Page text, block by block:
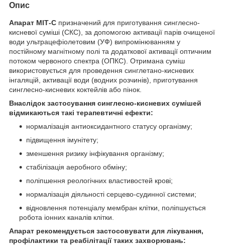
Опис
Апарат МІТ-С призначений для приготування синглесно-
кисневої суміші (СКС), за допомогою активації парів очищеної
води ультрацефіолетовим (УФ) випромінюванням у
постійному магнітному полі та додаткової активації оптичним
потоком червоного спектра (ОПКС). Отримана суміш
використовується для проведення синглетано-кисневих
інгаляцій, активації води (водних розчинів), приготування
синглесно-кисневих коктейлів або пінок.
Внаслідок застосування синглесно-кисневих сумішей
відмикаються такі терапевтичні ефекти:
нормалізація антиоксидантного статусу організму;
підвищення імунітету;
зменшення ризику інфікування організму;
стабілізація аеробного обміну;
поліпшення реологічних властивостей крові;
нормалізація діяльності серцево-судинної системи;
відновлення потенціалу мембран клітки, поліпшується
робота іонних каналів клітки.
Апарат рекомендується застосовувати для лікування,
профілактики та реабілітації таких захворювань: